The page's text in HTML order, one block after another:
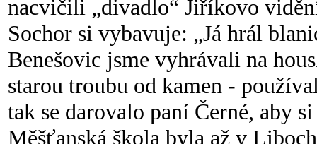
nacvičili „divadlo“ Jiříkovo
Sochor si vybavuje: „Já hrál
Benešovic jsme vyhrávali na
starou troubu od kamen -
tak se darovalo paní Černé, aby
Měšťanská škola byla až v